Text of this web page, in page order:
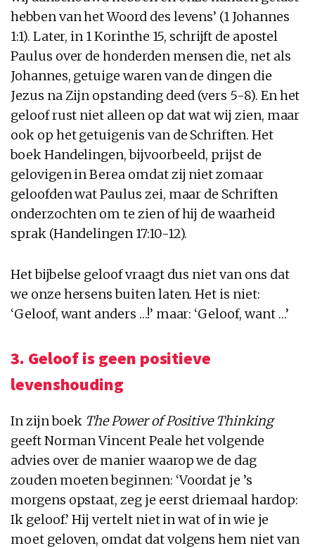
hebben van het Woord des levens’ (1 Johannes
1:1). Later, in 1 Korinthe 15, schrijft de apostel
Paulus over de honderden mensen die, net als
Johannes, getuige waren van de dingen die
Jezus na Zijn opstanding deed (vers 5-8). En het
geloof rust niet alleen op dat wat wij zien, maar
ook op het getuigenis van de Schriften. Het
boek Handelingen, bijvoorbeeld, prijst de
gelovigen in Berea omdat zij niet zomaar
geloofden wat Paulus zei, maar de Schriften
onderzochten om te zien of hij de waarheid
sprak (Handelingen 17:10-12).
Het bijbelse geloof vraagt dus niet van ons dat
we onze hersens buiten laten. Het is niet:
‘Geloof, want anders …!’ maar: ‘Geloof, want …’
3. Geloof is geen positieve
levenshouding
In zijn boek The Power of Positive Thinking
geeft Norman Vincent Peale het volgende
advies over de manier waarop we de dag
zouden moeten beginnen: ‘Voordat je ’s
morgens opstaat, zeg je eerst driemaal hardop:
Ik geloof.’ Hij vertelt niet in wat of in wie je
moet geloven, omdat dat volgens hem niet van